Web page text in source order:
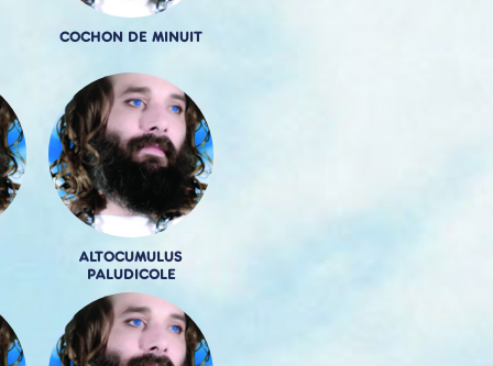
COCHON DE MINUIT
ALTOCUMULUS
PALUDICOLE